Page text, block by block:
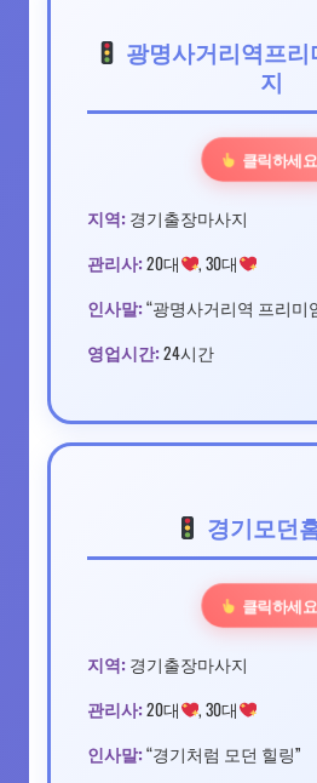
광명사거리역프
지
클릭하세
지역: 경기출장마사지
관리사: 20대 , 30대
인사말: “광명사거리역 프리미
영업시간: 24시간
경기모던
클릭하세
지역: 경기출장마사지
관리사: 20대 , 30대
인사말: “경기처럼 모던 힐링”